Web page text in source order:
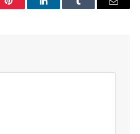
Pinterest LinkedInTumblr Email